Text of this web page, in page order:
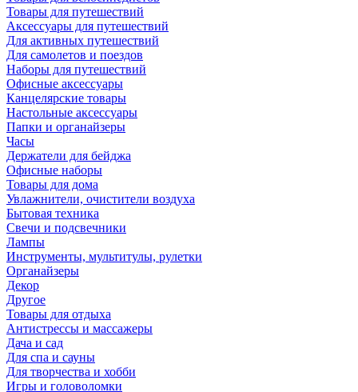
Товары для путешествий
Аксессуары для путешествий
Для активных путешествий
Для самолетов и поездов
Наборы для путешествий
Офисные аксессуары
Канцелярские товары
Настольные аксессуары
Папки и органайзеры
Часы
Держатели для бейджа
Офисные наборы
Товары для дома
Увлажнители, очистители воздуха
Бытовая техника
Свечи и подсвечники
Лампы
Инструменты, мультитулы, рулетки
Органайзеры
Декор
Другое
Товары для отдыха
Антистрессы и массажеры
Дача и сад
Для спа и сауны
Для творчества и хобби
Игры и головоломки